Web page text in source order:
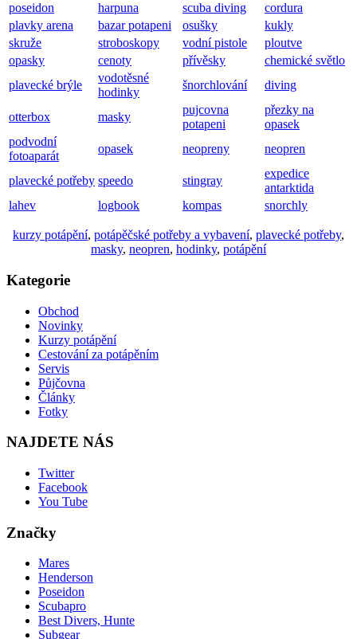
poseidon
harpuna scuba diving
cordura
plavky arena
bazar potapeni osušky
kukly
skruže
stroboskopy vodní pistole
ploutve
opasky
cenoty přívěsky
chemické světlo
plavecké brýle
vodotěsné
hodinky
šnorchlování diving
otterbox masky
pujcovna
potapeni
přezky na
opasek
podvodní
fotoaparát
opasek neopreny neopren
plavecké potřeby speedo stingray
expedice
antarktida
lahev
logbook kompas snorchly
kurzy potápění, potápěčské potřeby a vybavení, plavecké potřeby,
masky, neopren, hodinky, potápění
Kategorie
Obchod
Novinky
Kurzy potápění
Cestování za potápěním
Servis
Půjčovna
Články
Fotky
NAJDETE NÁS
Twitter
Facebook
You Tube
Značky
Mares
Henderson
Poseidon
Scubapro
Best Divers, Hunte
Subgear